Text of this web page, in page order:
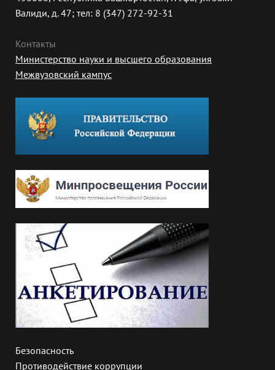
Валиди, д. 47; тел: 8 (347) 272-92-31
Контакты
Министерство науки и высшего образования
Межвузовский кампус
Безопасность
Противодействие коррупции